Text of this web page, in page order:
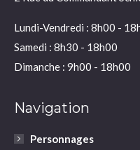
Lundi-Vendredi : 8h00 -
Samedi : 8h30 - 18h00
Dimanche : 9h00 - 18h00
Navigation
Personnages